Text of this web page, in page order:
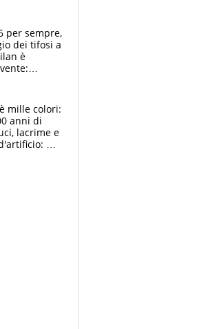
dei tifosi
per sempre,
dei tifosi a
è
mille colori:
anni di
lacrime e
De